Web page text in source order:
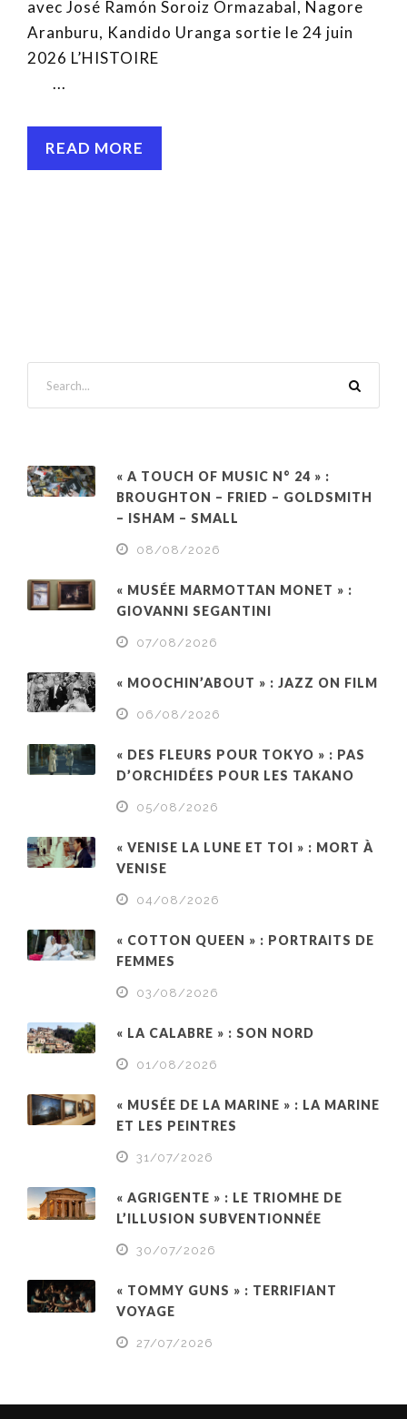
avec José Ramón Soroiz Ormazabal, Nagore
Aranburu, Kandido Uranga sortie le 24 juin
2026 L’HISTOIRE
...
READ MORE
« A TOUCH OF MUSIC N° 24 » :
BROUGHTON – FRIED – GOLDSMITH
– ISHAM – SMALL
08/08/2026
« MUSÉE MARMOTTAN MONET » :
GIOVANNI SEGANTINI
07/08/2026
« MOOCHIN’ABOUT » : JAZZ ON FILM
06/08/2026
« DES FLEURS POUR TOKYO » : PAS
D’ORCHIDÉES POUR LES TAKANO
05/08/2026
« VENISE LA LUNE ET TOI » : MORT À
VENISE
04/08/2026
« COTTON QUEEN » : PORTRAITS DE
FEMMES
03/08/2026
« LA CALABRE » : SON NORD
01/08/2026
« MUSÉE DE LA MARINE » : LA MARINE
ET LES PEINTRES
31/07/2026
« AGRIGENTE » : LE TRIOMHE DE
L’ILLUSION SUBVENTIONNÉE
30/07/2026
« TOMMY GUNS » : TERRIFIANT
VOYAGE
27/07/2026